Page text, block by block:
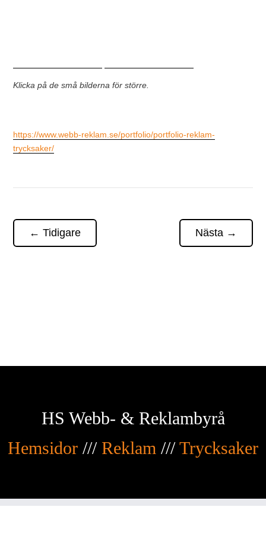
Klicka på de små bilderna för större.
https://www.webb-reklam.se/portfolio/portfolio-reklam-
trycksaker/
←Tidigare Nästa→
HS Webb- & Reklambyrå
Hemsidor /// Reklam ///Trycksaker